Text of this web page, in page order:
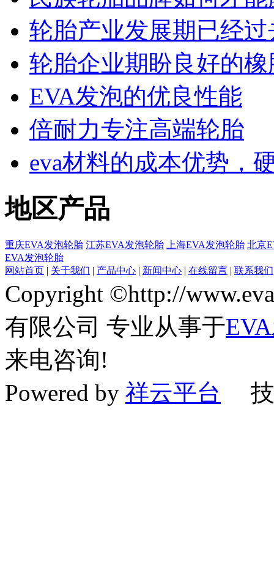
轮胎产业发展期已经过
轮胎企业期盼良好的
EVA发泡的优良性能
倍耐力专注高端轮胎
eva材料的成本优势，
地区产品
重庆EVA发泡轮胎 江苏EVA发泡轮胎 上海EVA发泡轮胎 北京
EVA发泡轮胎
网站首页 | 关于我们 | 产品中心 | 新闻中心 | 在线留言 | 联系我们
Copyright ©http://
有限公司 专业从事于
来电咨询!
Powered by 祥云平台 技